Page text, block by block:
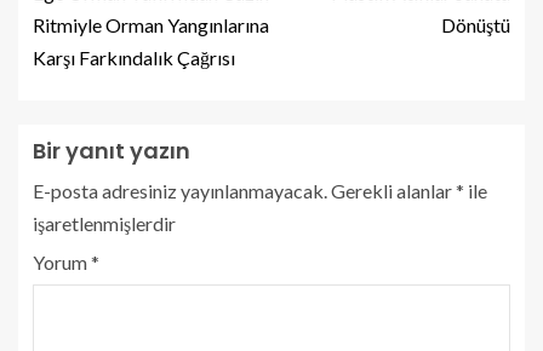
Ritmiyle Orman Yangınlarına
Karşı Farkındalık Çağrısı
Dönüştü
Bir yanıt yazın
E-posta adresiniz yayınlanmayacak. Gerekli alanlar* ile
işaretlenmişlerdir
Yorum*